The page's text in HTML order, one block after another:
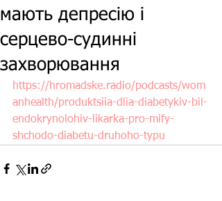
мають депресію і
серцево-судинні
захворювання
https://hromadske.radio/podcasts/wom
anhealth/produktsiia-dlia-diabetykiv-bil-
endokrynolohiv-likarka-pro-mify-
shchodo-diabetu-druhoho-typu